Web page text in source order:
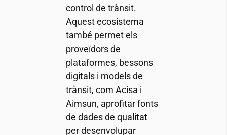
control de trànsit.
Aquest ecosistema
també permet els
proveïdors de
plataformes, bessons
digitals i models de
trànsit, com Acisa i
Aimsun, aprofitar fonts
de dades de qualitat
per desenvolupar